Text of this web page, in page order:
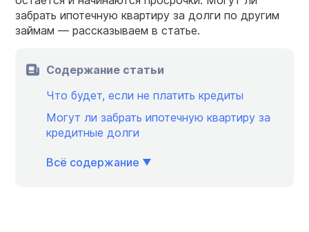
забрать ипотечную квартиру за долги по другим
займам — рассказываем в статье.
Содержание статьи
Что будет, если не платить кредиты
Могут ли забрать ипотечную квартиру за
кредитные долги
Всё содержание